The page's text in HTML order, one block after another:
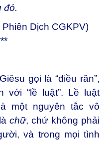
đó.
Dịch CGKPV)
gọi là “điều răn”,
với “lề luật”. Lề luật
một nguyên tắc vô
chữ, chứ không phải
và trong mọi tình